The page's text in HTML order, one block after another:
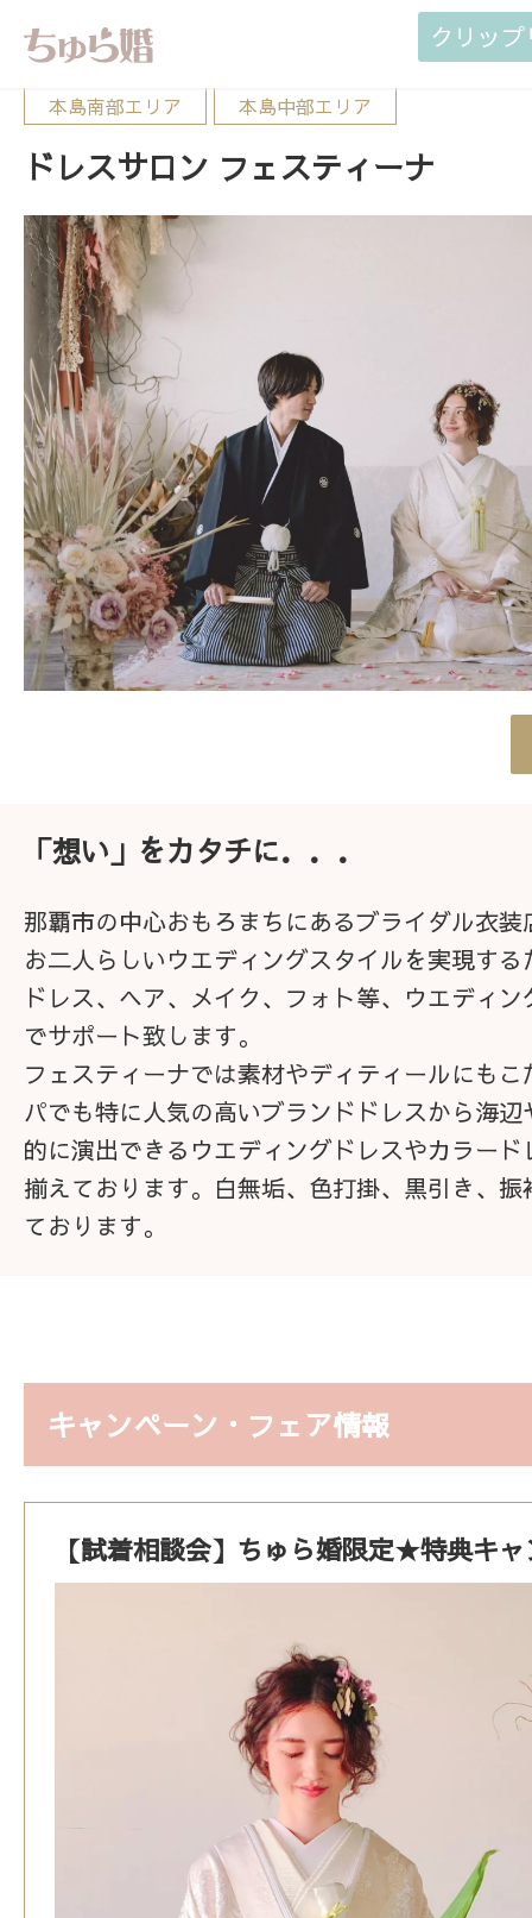
クリッ
本島南部エリア 本島中部エリア
ドレスサロン フェスティーナ
「想い」をカタチに．．．
那覇市の中心おもろまちにあるブライダル衣装
お二人らしいウエディングスタイルを実現す
ドレス、ヘア、メイク、フォト等、ウエディ
でサポート致します。
フェスティーナでは素材やディティールにも
パでも特に人気の高いブランドドレスから海
的に演出できるウエディングドレスやカラー
揃えております。白無垢、色打掛、黒引き、
ております。
キャンペーン・フェア情報
【試着相談会】ちゅら婚限定★特典キ